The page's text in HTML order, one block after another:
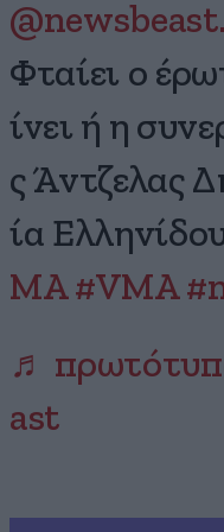
Φταίει ο
ίνει ή η
ς Άντζελας
ία
MA #VMA
♬
ast